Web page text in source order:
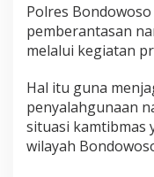
Polres
pemberantasan
melalui kegiatan
Hal itu guna
penyalahgunaan
situasi kamtibmas
wilayah